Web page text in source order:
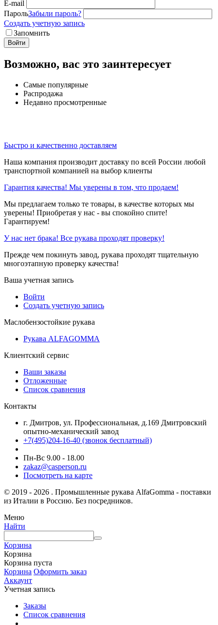
E-mail
ПарольЗабыли пароль?
Создать учетную запись
Запомнить
Войти
Возможно, вас это заинтересует
Самые популярные
Распродажа
Недавно просмотренные
Быстро и качественно доставляем
Наша компания производит доставку по всей России любой
транспортной компанией на выбор клиенты
Гарантия качества! Мы уверены в том, что продаем!
Мы предлагаем только те товары, в качестве которых мы
уверены! Приобретая у нас - вы спокойно спите!
Гарантируем!
У нас нет брака! Все рукава проходят проверку!
Прежде чем покинуть завод, рукава проходят тщательную
многоэтапную проверку качества!
Ваша учетная запись
Войти
Создать учетную запись
Маслобензостойкие рукава
Рукава ALFAGOMMA
Клиентский сервис
Ваши заказы
Отложенные
Список сравнения
Контакты
г. Дмитров, ул. Профессиональная, д.169 Дмитровский
опытно-механический завод
+7(495)204-16-40 (звонок бесплатный)
Пн-Вс 9.00 - 18.00
zakaz@casperson.ru
Посмотреть на карте
© 2019 - 2026 . Промышленные рукава AlfaGomma - поставки
из Италии в Россию. Без посредников.
Меню
Найти
Корзина
Корзина
Корзина пуста
Корзина Оформить заказ
Аккаунт
Учетная запись
Заказы
Список сравнения